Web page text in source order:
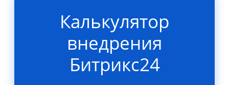
Калькулятор
внедрения
Битрикс24